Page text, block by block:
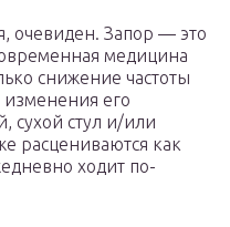
очевиден. Запор — это
медицина
снижение частоты
изменения его
сухой стул и/или
расцениваются как
ходит по-